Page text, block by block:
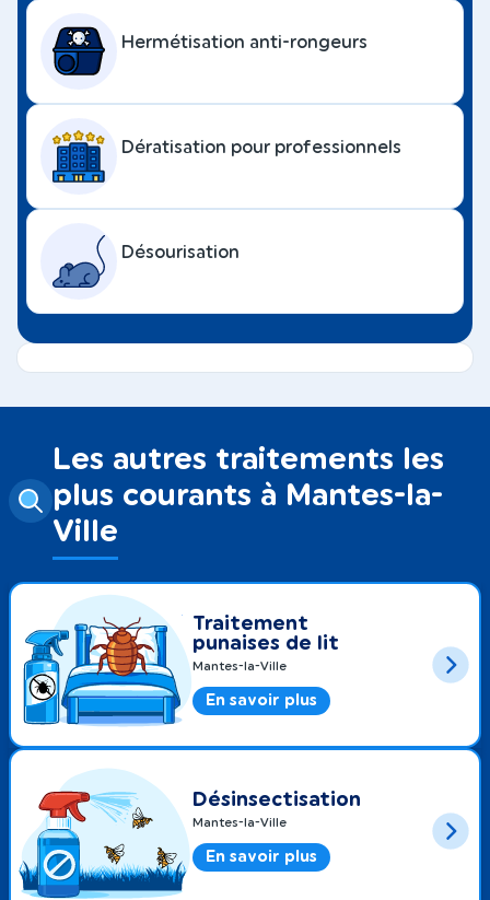
Hermétisation anti-rongeurs
Dératisation pour professionnels
Désourisation
Les autres traitements les
plus courants à Mantes-la-
Ville
Traitement
punaises de lit
Mantes-la-Ville
En savoir plus
Désinsectisation
Mantes-la-Ville
En savoir plus